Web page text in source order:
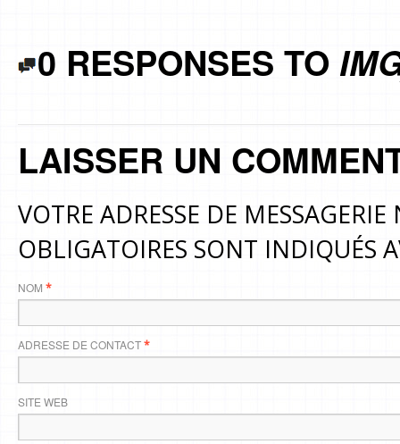
0 RESPONSES TO
LAISSER UN
VOTRE ADRESSE DE
OBLIGATOIRES SONT INDIQUÉS
NOM *
ADRESSE DE CONTACT*
SITE WEB